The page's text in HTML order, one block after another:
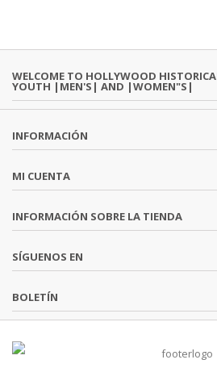
WELCOME TO HOLLYWOOD
YOUTH |MEN'S| AND |WOMEN"S|
INFORMACIÓN
MI CUENTA
INFORMACIÓN SOBRE LA TIENDA
SÍGUENOS EN
BOLETÍN